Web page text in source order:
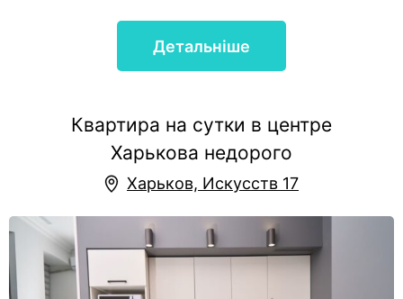
Детальніше
Квартира на сутки в центре
Харькова недорого
Харьков, Искусств 17